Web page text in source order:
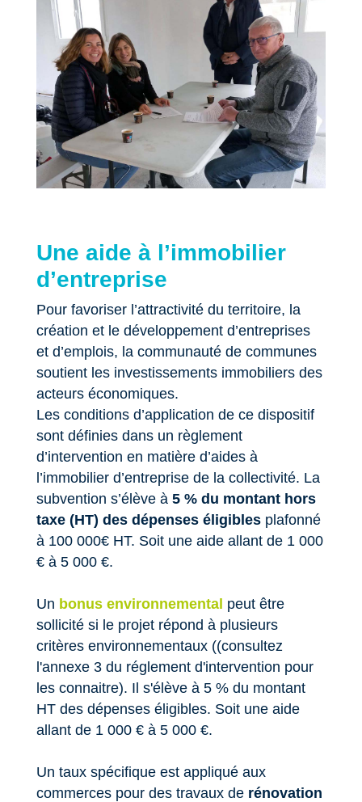
Une aide à l’immobilier
d’entreprise
Pour favoriser l’attractivité du territoire, la
création et le développement d’entreprises
et d’emplois, la communauté de communes
soutient les investissements immobiliers des
acteurs économiques.
Les conditions d’application de ce dispositif
sont définies dans un règlement
d’intervention en matière d’aides à
l’immobilier d’entreprise de la collectivité. La
subvention s’élève à 5 % du montant hors
taxe (HT) des dépenses éligibles plafonné
à 100 000€ HT. Soit une aide allant de 1 000
€ à 5 000 €.
Un bonus environnemental peut être
sollicité si le projet répond à plusieurs
critères environnementaux ((consultez
l'annexe 3 du réglement d'intervention pour
les connaitre). Il s'élève à 5 % du montant
HT des dépenses éligibles. Soit une aide
allant de 1 000 € à 5 000 €.
Un taux spécifique est appliqué aux
commerces pour des travaux de rénovation